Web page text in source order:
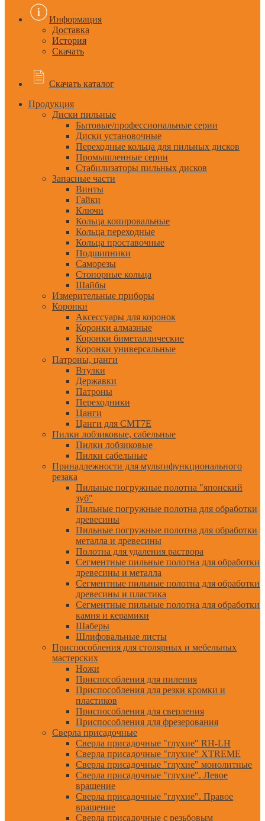
Информация
Доставка
История
Скачать
Скачать каталог
Продукция
Диски пильные
Бытовые/профессиональные серии
Диски установочные
Переходные кольца для пильных дисков
Промышленные серии
Стабилизаторы пильных дисков
Запасные части
Винты
Гайки
Ключи
Кольца копировальные
Кольца переходные
Кольца проставочные
Подшипники
Саморезы
Стопорные кольца
Шайбы
Измерительные приборы
Коронки
Аксессуары для коронок
Коронки алмазные
Коронки биметаллические
Коронки универсальные
Патроны, цанги
Втулки
Державки
Патроны
Переходники
Цанги
Цанги для CMT7E
Пилки лобзиковые, сабельные
Пилки лобзиковые
Пилки сабельные
Принадлежности для мультифункционального
резака
Пильные погружные полотна "японский
зуб"
Пильные погружные полотна для обработки
древесины
Пильные погружные полотна для обработки
металла и древесины
Полотна для удаления раствора
Сегментные пильные полотна для обработки
древесины и металла
Сегментные пильные полотна для обработки
древесины и пластика
Сегментные пильные полотна для обработки
камня и керамики
Шаберы
Шлифовальные листы
Приспособления для столярных и мебельных
мастерских
Ножи
Приспособления для пиления
Приспособления для резки кромки и
пластиков
Приспособления для сверления
Приспособления для фрезерования
Сверла присадочные
Сверла присадочные "глухие" RH-LH
Сверла присадочные "глухие" XTREME
Сверла присадочные "глухие" монолитные
Сверла присадочные "глухие". Левое
вращение
Сверла присадочные "глухие". Правое
вращение
Сверла присадочные с резьбовым